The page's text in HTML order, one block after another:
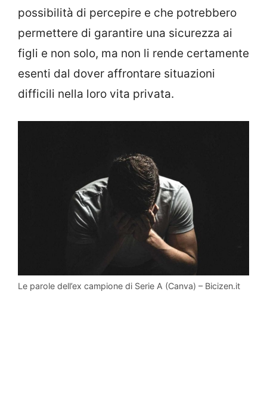
possibilità di percepire e che potrebbero
permettere di garantire una sicurezza ai
figli e non solo, ma non li rende certamente
esenti dal dover affrontare situazioni
difficili nella loro vita privata.
Le parole dell’ex campione di Serie A (Canva) – Bicizen.it